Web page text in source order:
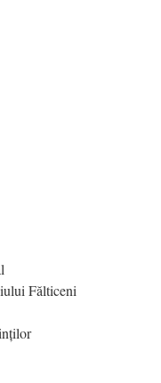
Fălticeni